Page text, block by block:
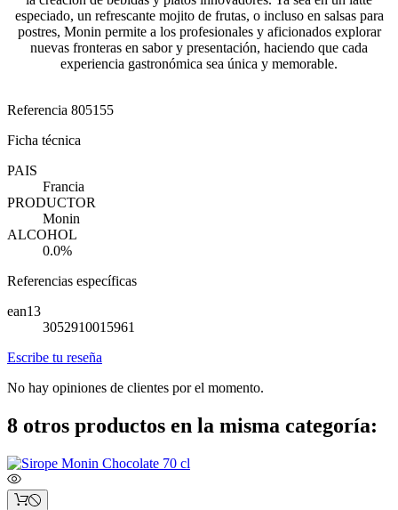
especiado, un refrescante mojito de frutas, o incluso en salsas para
postres, Monin permite a los profesionales y aficionados explorar
nuevas fronteras en sabor y presentación, haciendo que cada
experiencia gastronómica sea única y memorable.
Referencia 805155
Ficha técnica
PAIS
Francia
PRODUCTOR
Monin
ALCOHOL
0.0%
Referencias específicas
ean13
3052910015961
Escribe tu reseña
No hay opiniones de clientes por el momento.
8 otros productos en la misma categoría: